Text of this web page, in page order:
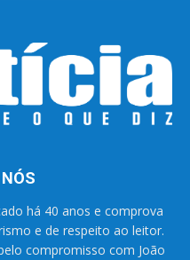
há 40 anos e comprova
e de respeito ao leitor.
compromisso com João